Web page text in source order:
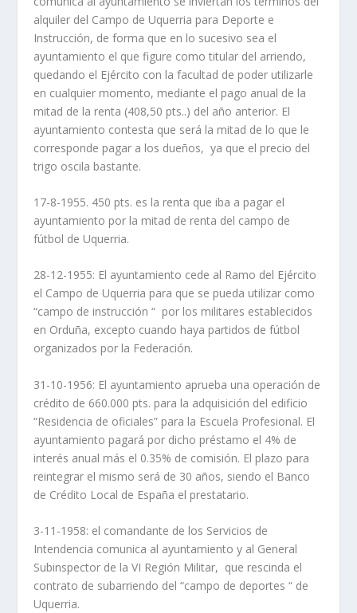
alquiler del Campo de Uquerria para Deporte e
Instrucción, de forma que en lo sucesivo sea el
ayuntamiento el que figure como titular del arriendo,
quedando el Ejército con la facultad de poder utilizarle
en cualquier momento, mediante el pago anual de la
mitad de la renta (408,50 pts..) del año anterior. El
ayuntamiento contesta que será la mitad de lo que le
corresponde pagar a los dueños, ya que el precio del
trigo oscila bastante.
17-8-1955. 450 pts. es la renta que iba a pagar el
ayuntamiento por la mitad de renta del campo de
fútbol de Uquerria.
28-12-1955: El ayuntamiento cede al Ramo del Ejército
el Campo de Uquerria para que se pueda utilizar como
“campo de instrucción “ por los militares establecidos
en Orduña, excepto cuando haya partidos de fútbol
organizados por la Federación.
31-10-1956: El ayuntamiento aprueba una operación de
crédito de 660.000 pts. para la adquisición del edificio
“Residencia de oficiales” para la Escuela Profesional. El
ayuntamiento pagará por dicho préstamo el 4% de
interés anual más el 0.35% de comisión. El plazo para
reintegrar el mismo será de 30 años, siendo el Banco
de Crédito Local de España el prestatario.
3-11-1958: el comandante de los Servicios de
Intendencia comunica al ayuntamiento y al General
Subinspector de la VI Región Militar, que rescinda el
contrato de subarriendo del “campo de deportes “ de
Uquerria.